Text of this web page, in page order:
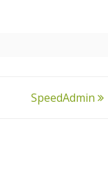
SpeedAdmin